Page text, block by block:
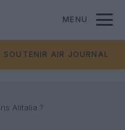
MENU
SOUTENIR AIR JOURNAL
Alitalia ?